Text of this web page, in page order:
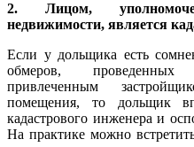
2. Лицом,
недвижимости, является
Если у дольщика есть
обмеров, проведенных
привлеченным
помещения, то дольщик
кадастрового инженера и
На практике можно